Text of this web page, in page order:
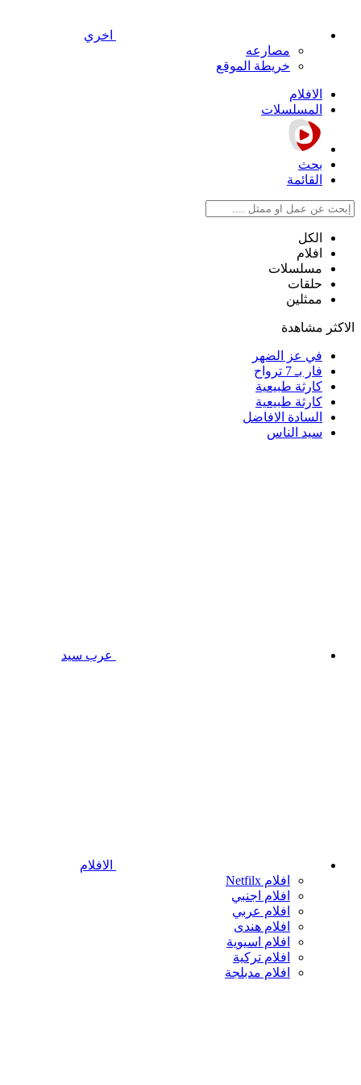
اخري
مصارعه
خريطة الموقع
الافلام
المسلسلات
بحث
القائمة
الكل
افلام
مسلسلات
حلقات
ممثلين
الاكثر مشاهدة
في عز الضهر
فار بـ 7 ترواح
كارثة طبيعية
كارثة طبيعية
السادة الافاضل
سيد الناس
عرب سيد
الافلام
افلام Netfilx
افلام اجنبي
افلام عربي
افلام هندى
افلام اسيوية
افلام تركية
افلام مدبلجة